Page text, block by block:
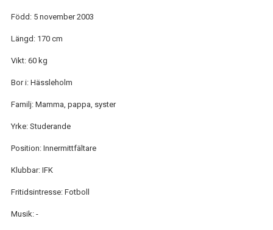
Född: 5 november 2003
Längd: 170 cm
Vikt: 60 kg
Bor i: Hässleholm
Familj: Mamma, pappa, syster
Yrke: Studerande
Position: Innermittfältare
Klubbar: IFK
Fritidsintresse: Fotboll
Musik: -